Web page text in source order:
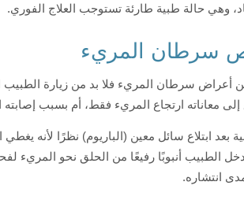
وهي حالة طبية طارئة تستوجب العلاج الفوري.
سرطان المريء
من أعراض سرطان المريء فلا بد من زيارة
معاناته ارتجاع المريء فقط، أم بسبب إصابته
بعد ابتلاع سائل معين (الباريوم) نظرًا لأنه
الطبيب أنبوبًا رفيعًا من الحلق نحو المريء
انتشاره.